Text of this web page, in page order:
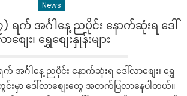
News
ရက် အင်္ဂါနေ့ ညပိုင်း နောက်ဆုံးရ ဒေါ်
စျေး၊ ရွှေစျေးနှုန်းများ
အင်္ဂါနေ့ ညပိုင်း နောက်ဆုံးရ ဒေါ်လာစျေး၊ ရွှေ
တွင်းမှာ ဒေါ်လာစျေးတွေ အတက်ပြလာနေပါတယ်။